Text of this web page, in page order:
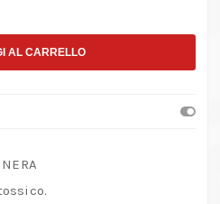
AL CARRELLO